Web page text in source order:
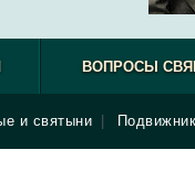
и святыни
ВОПРОСЫ